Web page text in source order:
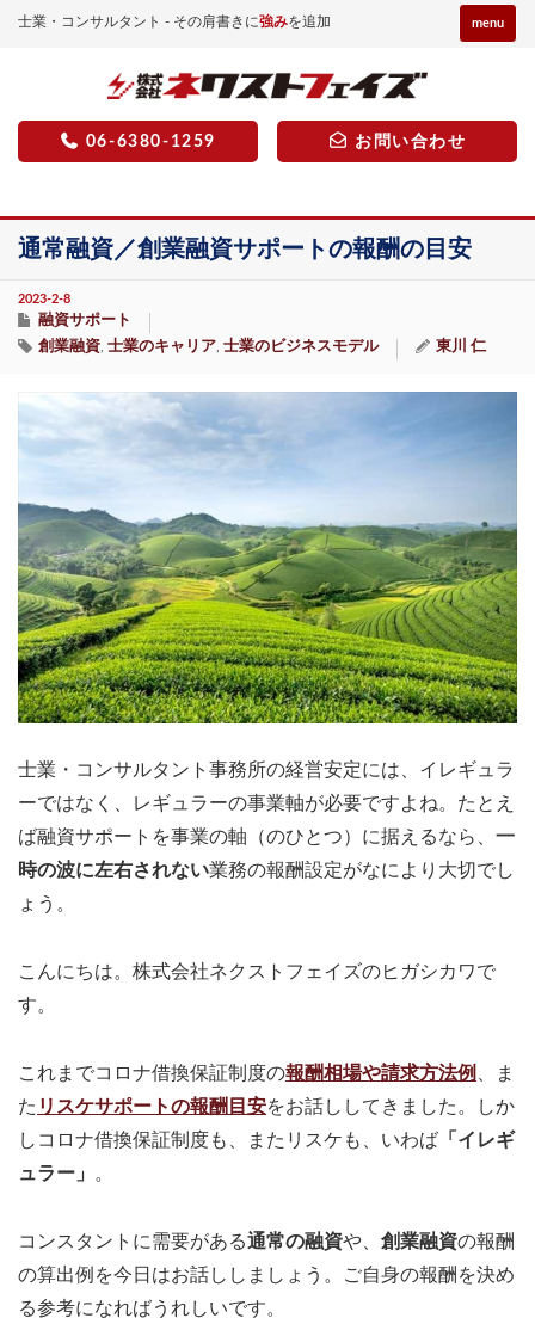
士業・コンサルタント - その肩書きに強みを追加 menu
06-6380-1259 お問い合わせ
通常融資／創業融資サポートの報酬の目安
2023-2-8
融資サポート
創業融資 士業のキャリア 士業のビジネスモデル 東川 仁
士業・コンサルタント事務所の経営安定には、イレギュラ
ーではなく、レギュラーの事業軸が必要ですよね。たとえ
ば融資サポートを事業の軸（のひとつ）に据えるなら、 一
時の波に左右されない業務の報酬設定がなにより大切でし
ょう。
こんにちは。株式会社ネクストフェイズのヒガシカワで
す。
これまでコロナ借換保証制度の報酬相場や請求方法例
、ま
た リスケサポートの報酬目安をお話ししてきました。しか
しコロナ借換保証制度も、またリスケも、いわば 「イレギ
ュラー」
。
コンスタントに需要がある通常の融資や、 創業融資の報酬
の算出例を今日はお話ししましょう。ご自身の報酬を決め
る参考になればうれしいです。